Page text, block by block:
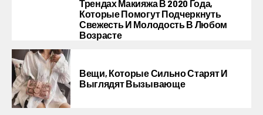
Трендах Макияжа В 2020 Года,
Которые Помогут Подчеркнуть
Свежесть И Молодость В Любом
Возрасте
Вещи, Которые Сильно Старят И
Выглядят Вызывающе